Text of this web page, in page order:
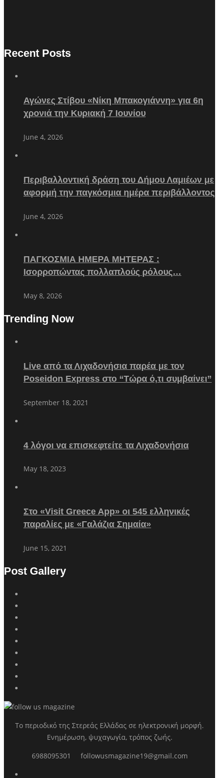
Recent Posts
Αγώνες Στίβου «Νίκη Μπακογιάννη» για 6η
χρονιά την Κυριακή 7 Ιουνίου
June 4, 2026
Περιβαλλοντική δράση του Δήμου Λαμιέων με
αφορμή την παγκόσμια ημέρα περιβάλλοντος
June 4, 2026
ΠΑΓΚΟΣΜΙΑ ΗΜΕΡΑ ΜΗΤΕΡΑΣ :
Ισορροπώντας πολλαπλούς ρόλους…
May 8, 2026
Trending Now
Live από τα Λιχαδονήσια παρέα με τον
Poseidon Express στο “Τώρα ό,τι συμβαίνει”
September 18, 2021
4 λόγοι να επισκεφτείτε τα Λιχαδονήσια
May 18, 2023
Στο «Visit Greece App» οι 545 ελληνικές
παραλίες με «Γαλάζια Σημαία»
June 15, 2021
Post Gallery
Το περιοδικό της Στερεάς Ελλάδας σε ηλεκτρονική μορφή.
Ενημέρωση, ψυχαγωγία, τρόπος ζωής.
6988095301 followusmagazine19@gmail.com